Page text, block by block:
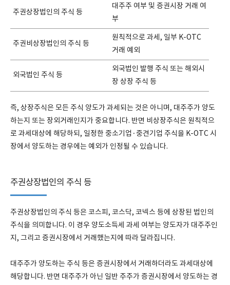
주권상장법인의 주식 등
대주주 여부 및 증권시장 거래 여
부
주권비상장법인의 주식 등
원칙적으로 과세, 일부 K-OTC
거래 예외
외국법인 주식 등
외국법인 발행 주식 또는 해외시
장 상장 주식 등
즉, 상장주식은 모든 주식 양도가 과세되는 것은 아니며, 대주주가 양도
하는지 또는 장외거래인지가 중요합니다. 반면 비상장주식은 원칙적으
로 과세대상에 해당하되, 일정한 중소기업·중견기업 주식을 K-OTC 시
장에서 양도하는 경우에는 예외가 인정될 수 있습니다.
주권상장법인의 주식 등
주권상장법인의 주식 등은 코스피, 코스닥, 코넥스 등에 상장된 법인의
주식을 의미합니다. 이 경우 양도소득세 과세 여부는 양도자가 대주주인
지, 그리고 증권시장에서 거래했는지에 따라 달라집니다.
대주주가 양도하는 주식 등은 증권시장에서 거래하더라도 과세대상에
해당합니다. 반면 대주주가 아닌 일반 주주가 증권시장에서 양도하는 경